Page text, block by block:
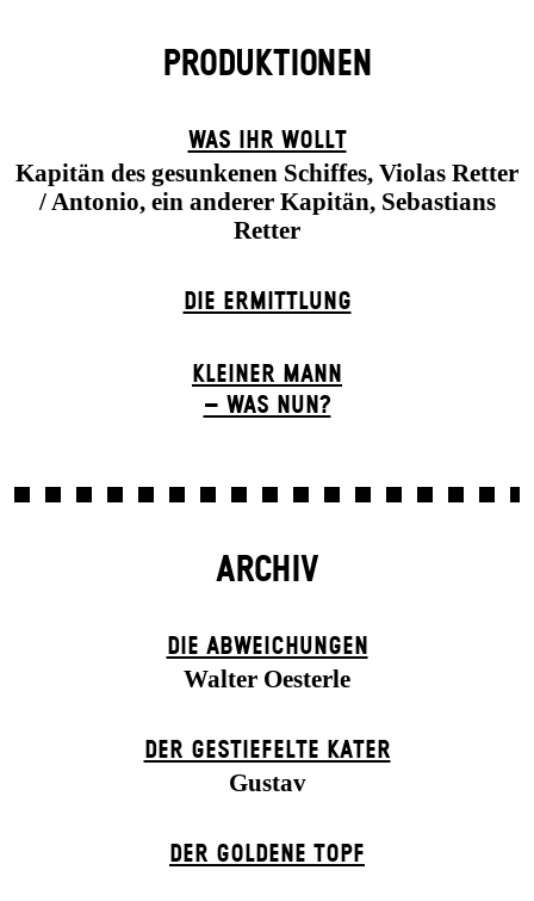
PRODUKTIONEN
WAS IHR WOLLT
Kapitän des gesunkenen Schiffes, Violas Retter
/ Antonio, ein anderer Kapitän, Sebastians
Retter
DIE ERMITTLUNG
KLEINER MANN
– WAS NUN?
ARCHIV
DIE ABWEICHUNGEN
Walter Oesterle
DER GESTIEFELTE KATER
Gustav
DER GOLDENE TOPF